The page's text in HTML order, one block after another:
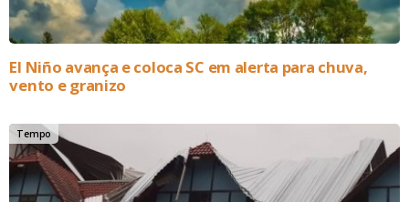
El Niño avança e coloca SC em alerta para chuva,
vento e granizo
Tempo